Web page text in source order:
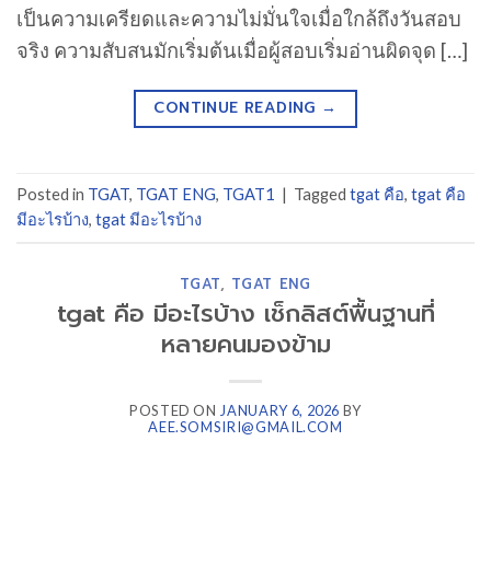
เป็นความเครียดและความไม่มั่นใจเมื่อใกล้ถึงวันสอบ
จริง ความสับสนมักเริ่มต้นเมื่อผู้สอบเริ่มอ่านผิดจุด […]
CONTINUE READING →
Posted in TGAT, TGAT ENG, TGAT1 | Tagged tgat คือ, tgat คือ
มีอะไรบ้าง, tgat มีอะไรบ้าง
TGAT, TGAT ENG
tgat คือ มีอะไรบ้าง เช็กลิสต์พื้นฐานที่
หลายคนมองข้าม
POSTED ON JANUARY 6, 2026 BY
AEE.SOMSIRI@GMAIL.COM